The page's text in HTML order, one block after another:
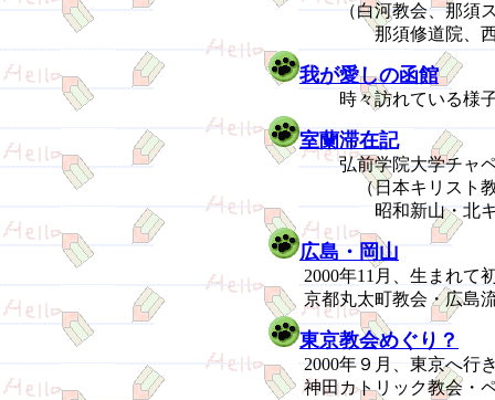
（白河教会、那須ステ
那須修道院、西那
我が愛しの函館
時々訪れている様子
室蘭滞在記
弘前学院大学チャペル
（日本キリスト教会
昭和新山・北キツ
広島・岡山
2000年11月、生まれて
京都丸太町教会・広島流
東京教会めぐり？
2000年９月、東京へ行き
神田カトリック教会・ペ